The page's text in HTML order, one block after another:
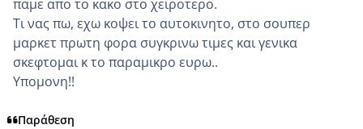
παμε απο το κακο στο χειροτερο.
Τι νας πω, εχω κοψει το αυτοκινητο, στο σουπερ
μαρκετ πρωτη φορα συγκρινω τιμες και γενικα
σκεφτομαι κ το παραμικρο ευρω..
Υπομονη!!
Παράθεση